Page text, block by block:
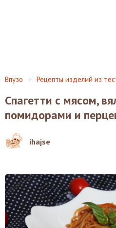
Впузо Рецепты изделий из
Спагетти с мясом,
помидорами и
ihajse